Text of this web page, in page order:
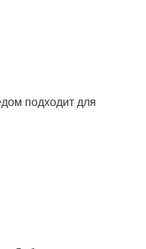
подходит для